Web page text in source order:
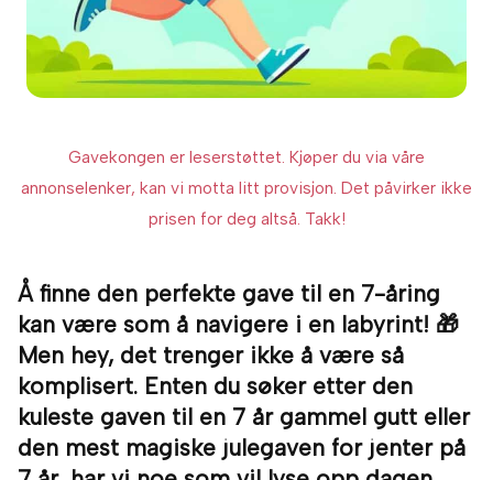
Gavekongen er leserstøttet. Kjøper du via våre
annonselenker, kan vi motta litt provisjon. Det påvirker ikke
prisen for deg altså. Takk!
Å finne den perfekte gave til en 7-åring
kan være som å navigere i en labyrint! 🎁
Men hey, det trenger ikke å være så
komplisert. Enten du søker etter den
kuleste gaven til en 7 år gammel gutt eller
den mest magiske julegaven for jenter på